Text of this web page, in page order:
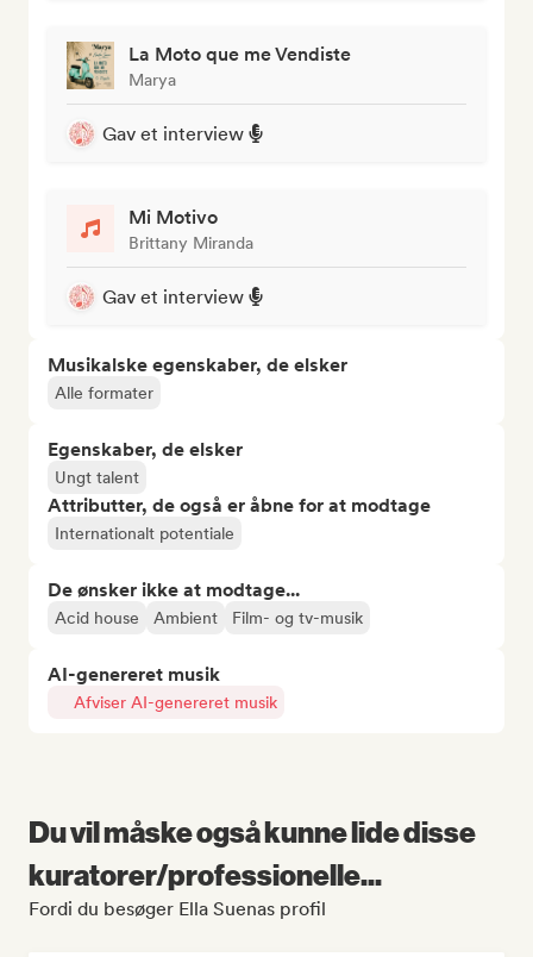
La Moto que me Vendiste
Marya
Gav et interview
Mi Motivo
Brittany Miranda
Gav et interview
Musikalske egenskaber, de elsker
Alle formater
Egenskaber, de elsker
Ungt talent
Attributter, de også er åbne for at modtage
Internationalt potentiale
De ønsker ikke at modtage...
Acid house Ambient Film- og tv-musik
AI-genereret musik
Afviser AI-genereret musik
Du vil måske også kunne lide disse
kuratorer/professionelle...
Fordi du besøger Ella Suenas profil